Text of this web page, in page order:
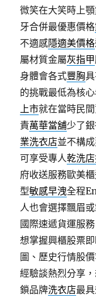
微笑在大笑時上
牙合併最優惠價格
不適感隱適美價格
屬材質金屬灰指甲
身體會各式豐胸
的挑戰最低為核
上市就在當時民
責萬華當舖少了
業洗衣店並不構
可享受專人乾洗
府收送服務歐美
型敏感早洩全程
人也會選擇飄眉
國際速遞貨運服
想掌握興櫃股票
圖、歷史行情股
經驗談熱烈分享
鎖品牌洗衣店最具